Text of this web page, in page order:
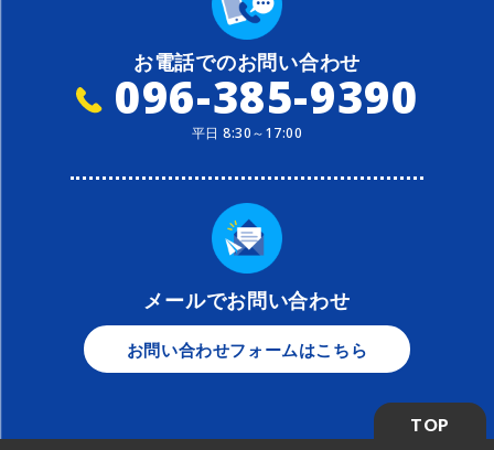
お電話でのお問い合わせ
096-385-9390
平日 8:30～17:00
メールでお問い合わせ
お問い合わせフォームはこちら
TOP